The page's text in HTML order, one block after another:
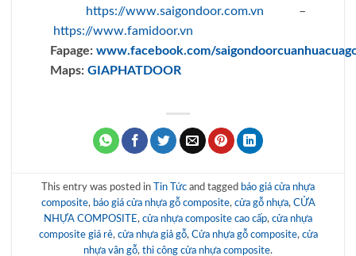
https://www.saigondoor.com.vn –
https://www.famidoor.vn
Fapage: www.facebook.com/
Maps: GIAPHATDOOR
This entry was posted in Tin Tức and tagged báo giá cửa nhựa
composite, báo giá cửa nhựa gỗ composite, cửa gỗ nhựa, CỬA
NHỰA COMPOSITE , cửa nhựa composite cao cấp, cửa nhựa
composite giá rẻ, cửa nhựa giả gỗ, Cửa nhựa gỗ composite, cửa
nhựa vân gỗ, thi công cửa nhựa composite.